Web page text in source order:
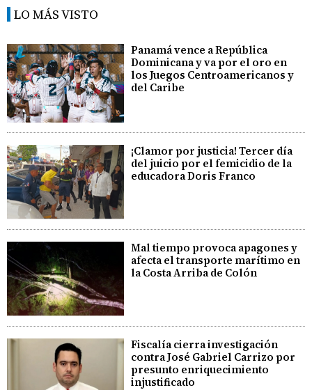
LO MÁS VISTO
Panamá vence a República
Dominicana y va por el oro en
los Juegos Centroamericanos y
del Caribe
¡Clamor por justicia! Tercer día
del juicio por el femicidio de la
educadora Doris Franco
Mal tiempo provoca apagones y
afecta el transporte marítimo en
la Costa Arriba de Colón
Fiscalía cierra investigación
contra José Gabriel Carrizo por
presunto enriquecimiento
injustificado